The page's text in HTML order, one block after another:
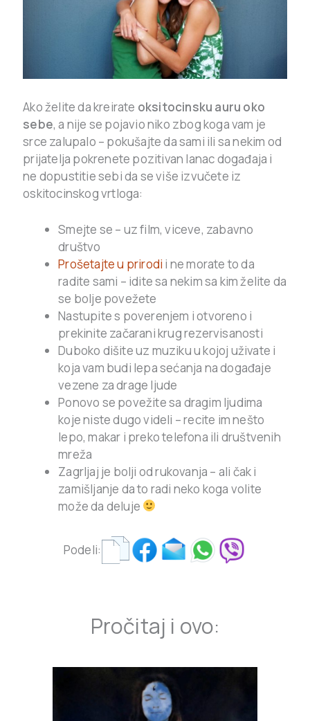
Ako želite da kreirate oksitocinsku auru oko
sebe, a nije se pojavio niko zbog koga vam je
srce zalupalo – pokušajte da sami ili sa nekim od
prijatelja pokrenete pozitivan lanac događaja i
ne dopustitie sebi da se više izvučete iz
oskitocinskog vrtloga:
Smejte se – uz film, viceve, zabavno
društvo
Prošetajte u prirodi i ne morate to da
radite sami – idite sa nekim sa kim želite da
se bolje povežete
Nastupite s poverenjem i otvoreno i
prekinite začarani krug rezervisanosti
Duboko dišite uz muziku u kojoj uživate i
koja vam budi lepa sećanja na događaje
vezene za drage ljude
Ponovo se povežite sa dragim ljudima
koje niste dugo videli – recite im nešto
lepo, makar i preko telefona ili društvenih
mreža
Zagrljaj je bolji od rukovanja – ali čak i
zamišljanje da to radi neko koga volite
može da deluje
Podeli:
Pročitaj i ovo: